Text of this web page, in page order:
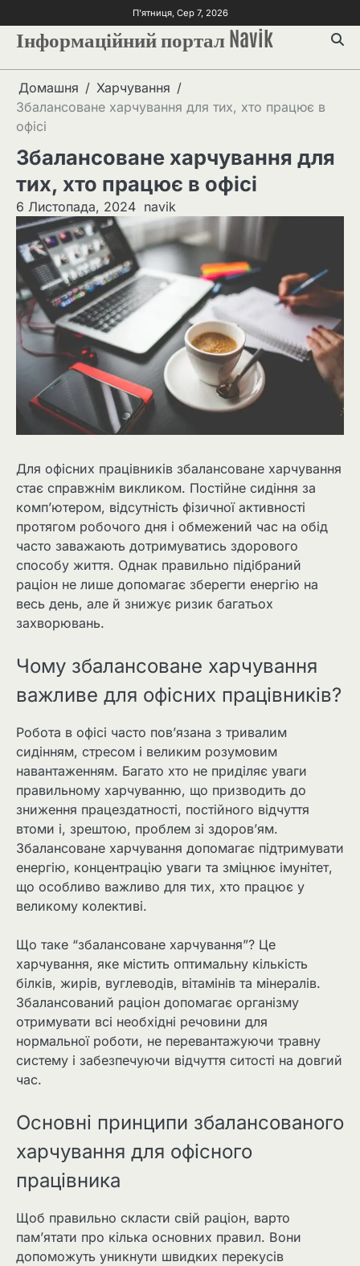
до
вмісту
П’ятниця, Сер 7, 2026
Інформаційний портал Navik
Домашня
Харчування
Збалансоване харчування для тих, хто працює в
офісі
Збалансоване харчування для
тих, хто працює в офісі
6 Листопада, 2024 navik
Для офісних працівників збалансоване харчування
стає справжнім викликом. Постійне сидіння за
комп’ютером, відсутність фізичної активності
протягом робочого дня і обмежений час на обід
часто заважають дотримуватись здорового
способу життя. Однак правильно підібраний
раціон не лише допомагає зберегти енергію на
весь день, але й знижує ризик багатьох
захворювань.
Чому збалансоване харчування
важливе для офісних працівників?
Робота в офісі часто пов’язана з тривалим
сидінням, стресом і великим розумовим
навантаженням. Багато хто не приділяє уваги
правильному харчуванню, що призводить до
зниження працездатності, постійного відчуття
втоми і, зрештою, проблем зі здоров’ям.
Збалансоване харчування допомагає підтримувати
енергію, концентрацію уваги та зміцнює імунітет,
що особливо важливо для тих, хто працює у
великому колективі.
Що таке “збалансоване харчування”? Це
харчування, яке містить оптимальну кількість
білків, жирів, вуглеводів, вітамінів та мінералів.
Збалансований раціон допомагає організму
отримувати всі необхідні речовини для
нормальної роботи, не перевантажуючи травну
систему і забезпечуючи відчуття ситості на довгий
час.
Основні принципи збалансованого
харчування для офісного
працівника
Щоб правильно скласти свій раціон, варто
пам’ятати про кілька основних правил. Вони
допоможуть уникнути швидких перекусів